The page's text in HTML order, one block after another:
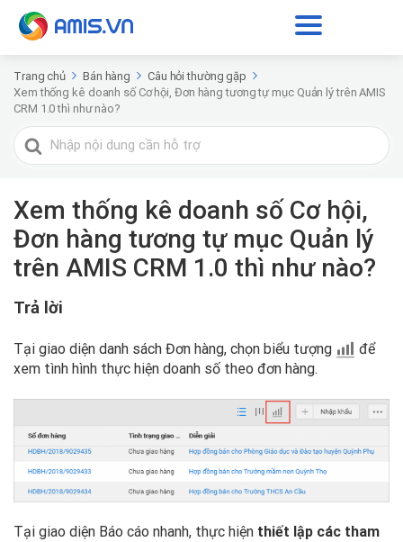
Trang chủ Bán hàng
Câu hỏi thường gặp
Xem thống kê doanh số Cơ hội, Đơn hàng tương tự mục Quản lý trên AMIS
CRM 1.0 thì như nào?
Tìm
kiếm
Xem thống kê doanh số Cơ hội,
Đơn hàng tương tự mục Quản lý
trên AMIS CRM 1.0 thì như nào?
Trả lời
Tại giao diện danh sách Đơn hàng, chọn biểu tượng
để
xem tình hình thực hiện doanh số theo đơn hàng.
Tại giao diện Báo cáo nhanh, thực hiện thiết lập các tham